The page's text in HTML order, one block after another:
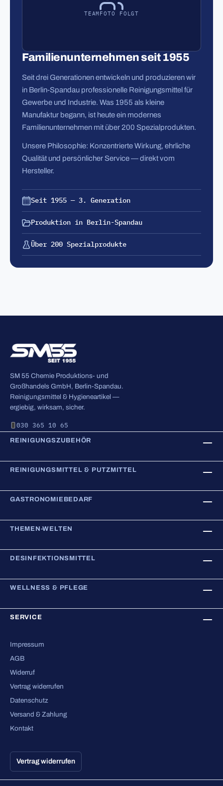
TEAMFOTO FOLGT
Familienunternehmen seit 1955
Seit drei Generationen entwickeln und produzieren wir
in Berlin-Spandau professionelle Reinigungsmittel für
Gewerbe und Industrie. Was 1955 als kleine
Manufaktur begann, ist heute ein modernes
Familienunternehmen mit über 200 Spezialprodukten.
Unsere Philosophie: Konzentrierte Wirkung, ehrliche
Qualität und persönlicher Service — direkt vom
Hersteller.
Seit 1955 — 3. Generation
Produktion in Berlin-Spandau
Über 200 Spezialprodukte
SM 55 Chemie Produktions- und
Großhandels GmbH, Berlin-Spandau.
Reinigungsmittel & Hygieneartikel —
ergiebig, wirksam, sicher.
030 365 10 65
REINIGUNGSZUBEHÖR
REINIGUNGSMITTEL & PUTZMITTEL
GASTRONOMIEBEDARF
THEMEN-WELTEN
DESINFEKTIONSMITTEL
WELLNESS & PFLEGE
SERVICE
Impressum
AGB
Widerruf
Vertrag widerrufen
Datenschutz
Versand & Zahlung
Kontakt
Vertrag widerrufen